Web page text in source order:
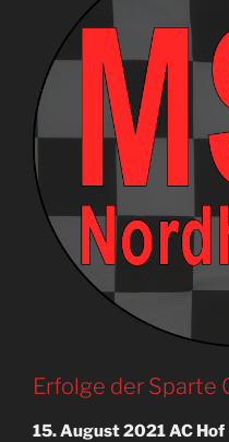
Erfolge der Sparte
15. August 2021 AC Hof